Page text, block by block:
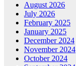
August 2026
July 2026
February 2025
January 2025
December 2024
November 2024
October 2024